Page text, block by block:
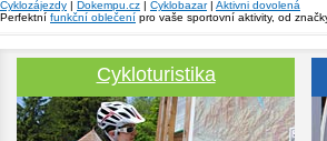
Cyklozájezdy | Dokempu.cz | Cyklobazar| Aktivni dovolená
Perfektní funkční oblečení pro vaše sportovní aktivity, od
Cykloturistika